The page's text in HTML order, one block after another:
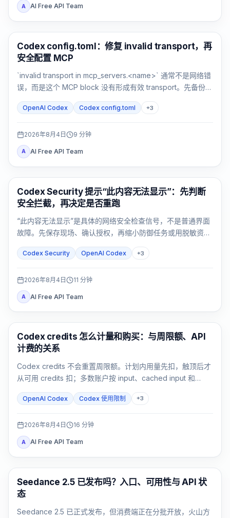
A AI Free API Team
AI 开发工具
Codex config.toml：修复 invalid transport，再
安全配置 MCP
`invalid transport in mcp_servers.<name>` 通常不是网络错
误，而是这个 MCP block 没有形成有效 transport。先备份，
OpenAI Codex Codex config.toml +3
2026年8月4日 9 分钟
A AI Free API Team
OpenAI Codex
Codex Security 提示“此内容无法显示”：先判断
安全拦截，再决定是否重跑
“此内容无法显示”是具体的网络安全检查信号，不是普通界面
故障。先保存现场、确认授权，再缩小防御任务或用脱敏资料
Codex Security OpenAI Codex +3
2026年8月4日 11 分钟
A AI Free API Team
AI Development Tools
Codex credits 怎么计量和购买：与周限额、API
计费的关系
Codex credits 不会重置周限额。计划内用量先扣，触顶后才
从可用 credits 扣；多数账户按 input、cached input 和
OpenAI Codex Codex 使用限制 +3
2026年8月4日 16 分钟
A AI Free API Team
AI Video Generation
Seedance 2.5 已发布吗？入口、可用性与 API 状
态
Seedance 2.5 已正式发布，但消费端正在分批开放，火山方